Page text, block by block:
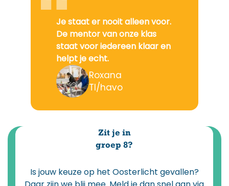
Je staat er nooit alleen voor.
De mentor van onze klas
staat voor iedereen klaar en
helpt je echt.
Roxana
Tl/havo
Zit je in
groep 8?
Is jouw keuze op het Oosterlicht gevallen?